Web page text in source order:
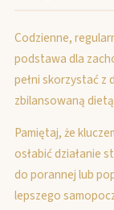
Codzienne,
podstawa dla
pełni skorzystać z
zbilansowaną
Pamiętaj, że
osłabić działanie
do porannej lub
lepszego